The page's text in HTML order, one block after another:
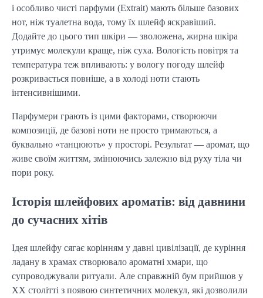
і особливо чисті парфуми (Extrait) мають більше базових
нот, ніж туалетна вода, тому їх шлейф яскравіший.
Додайте до цього тип шкіри — зволожена, жирна шкіра
утримує молекули краще, ніж суха. Вологість повітря та
температура теж впливають: у вологу погоду шлейф
розкривається повніше, а в холоді ноти стають
інтенсивнішими.
Парфумери грають із цими факторами, створюючи
композиції, де базові ноти не просто тримаються, а
буквально «танцюють» у просторі. Результат — аромат, що
живе своїм життям, змінюючись залежно від руху тіла чи
пори року.
Історія шлейфових ароматів: від давнини
до сучасних хітів
Ідея шлейфу сягає корінням у давні цивілізації, де куріння
ладану в храмах створювало ароматні хмари, що
супроводжували ритуали. Але справжній бум прийшов у
XX столітті з появою синтетичних молекул, які дозволили